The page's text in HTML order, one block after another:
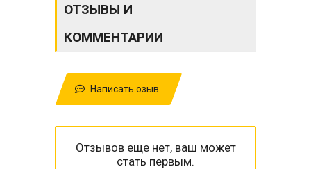
ОТЗЫВЫ И
КОММЕНТАРИИ
Написать озыв
Отзывов еще нет, ваш может
стать первым.